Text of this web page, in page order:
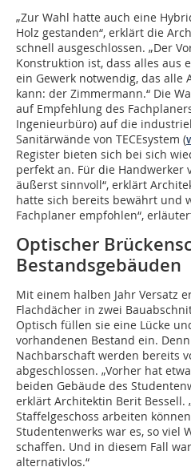
„Zur Wahl hatte auch eine
Holz gestanden“, erklärt die
schnell ausgeschlossen. „Der
Konstruktion ist, dass alles aus
ein Gewerk notwendig, das alle
kann: der Zimmermann.“ Die
auf Empfehlung des
Ingenieurbüro) auf die
Sanitärwände von TECEsystem (
Register bieten sich bei sich
perfekt an. Für die Handwerker
äußerst sinnvoll“, erklärt
hatte sich bereits bewährt und
Fachplaner empfohlen“,
Optischer
Bestandsgebäuden
Mit einem halben Jahr Versatz
Flachdächer in zwei
Optisch füllen sie eine Lücke
vorhandenen Bestand ein.
Nachbarschaft werden bereits
abgeschlossen. „Vorher hat
beiden Gebäude des
erklärt Architektin Berit Bessell.
Staffelgeschoss arbeiten
Studentenwerks war es, so viel
schaffen. Und in diesem Fall
alternativlos.“